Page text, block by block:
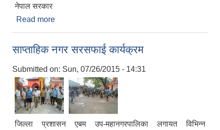
नेपाल सरकार
Read more
साप्ताहिक नगर सरसफाई कार्यक्रम
Submitted on: Sun, 07/26/2015 - 14:31
जिल्ला प्रशासन एबम उप-महानगरपालिका लगायत विभिन्न